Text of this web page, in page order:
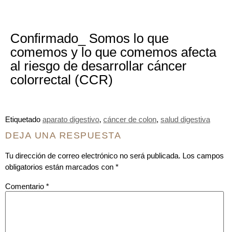
Confirmado_ Somos lo que
comemos y lo que comemos afecta
al riesgo de desarrollar cáncer
colorrectal (CCR)
Etiquetado aparato digestivo, cáncer de colon, salud digestiva
DEJA UNA RESPUESTA
Tu dirección de correo electrónico no será publicada. Los campos
obligatorios están marcados con *
Comentario *